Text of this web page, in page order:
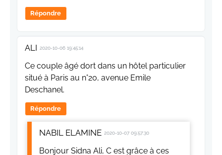
Répondre
ALI 2020-10-06 19:45:14
Ce couple âgé dort dans un hôtel particulier
situé à Paris au n°20, avenue Emile
Deschanel.
Répondre
NABIL ELAMINE 2020-10-07 09:57:30
Bonjour Sidna Ali, C est grâce à ces